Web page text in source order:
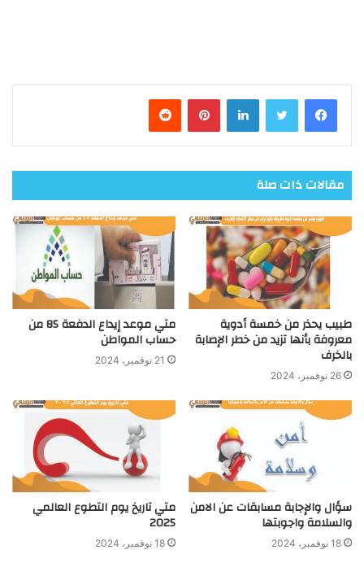
فيسبوك تويتر لينكدإن بينتيريست
مقالات ذات صلة
طبيب يحذر من خمسة أدوية
معروفة بأنها تزيد من خطر الإصابة
بالخرف
26 نوفمبر، 2024
متي موعد إيداع الدفعة 85 من
حساب المواطن
21 نوفمبر، 2024
سؤال والإجابة مسابقات عن الامن
والسلامة واجوبتها
18 نوفمبر، 2024
متي تاريخ يوم التطوع العالمي
2025
18 نوفمبر، 2024